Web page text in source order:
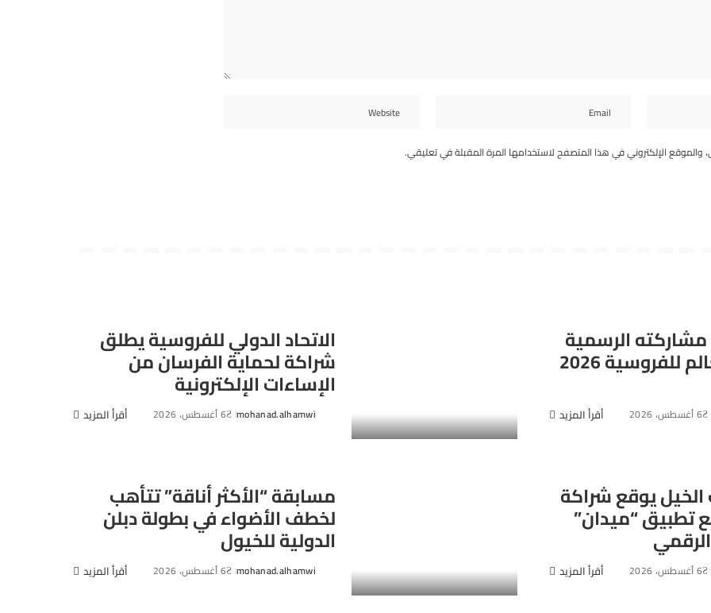
والموقع الإلكتروني في هذا المتصفح لاستخدامها المرة المقبلة في تعليقي.
الرسمية
في بطولة العالم للفروسية 2026
6 أغسطس، 2026 أقرأ المزيد
الاتحاد الدولي للفروسية يطلق
شراكة لحماية الفرسان من
الإساءات الإلكترونية
Posted
mohanad.alhamwi 6 أغسطس، 2026 أقرأ المزيد
يوقع شراكة
تطبيق “ميدان”
6 أغسطس، 2026 أقرأ المزيد
مسابقة “الأكثر أناقة” تتأهب
لخطف الأضواء في بطولة دبلن
الدولية للخيول
Posted
mohanad.alhamwi 6 أغسطس، 2026 أقرأ المزيد